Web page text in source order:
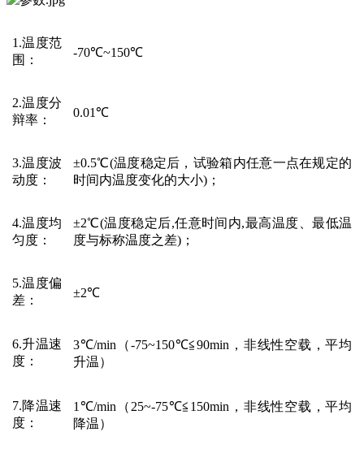
1.温度范
围 ：
-70℃~150℃
2.温度分
辩率 ：
0.01℃
3.温度波
动度 ：
±0.5℃(温度稳定后，试验箱内任意一点在规定的
时间内温度变化的大小)；
4.温度均
匀度 ：
±2℃(温度稳定后,任意时间内,最高温度、最低温
度与标称温度之差)；
5.温度偏
差：
±2℃
6.升温速
度 ：
3℃/min （-75~150℃≦90min， 非线性空载，平均
升温）
7.降温速
度 ：
1℃/min （ 25~-75℃≦ 150min， 非线性空载，平均
降温）